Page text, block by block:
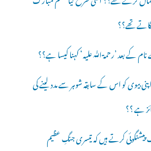
تھے؟؟
بیوی کو اس کے سابقہ شوہر سے مدد لینے کی
ہے ؟؟
کرتے ہیں کہ تیسری جنگِ عظیم